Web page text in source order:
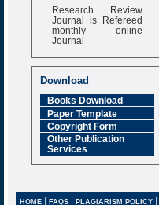
Research Review
Journal is Refereed
monthly online
Journal
Impact Factor
6.377 [SJIF]
Download
Books Download
Paper Template
Copyright Form
Other Publication
Services
HOME| FAQS| PLAGIARISM POLICY|